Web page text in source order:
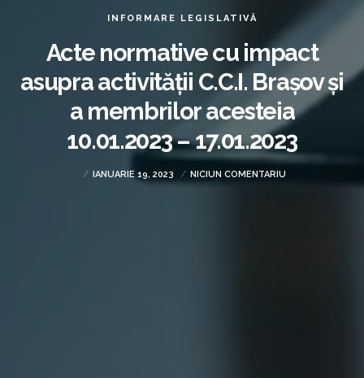
INFORMARE LEGISLATIVĂ
Acte normative cu impact
asupra activității C.C.I. Brașov și
a membrilor acesteia
10.01.2023 – 17.01.2023
IANUARIE 19, 2023 NICIUN COMENTARIU